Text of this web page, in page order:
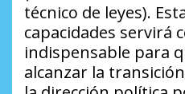
técnico de leyes).
capacidades servirá
indispensable para
alcanzar la